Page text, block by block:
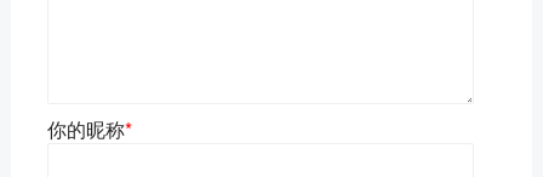
你的昵称*